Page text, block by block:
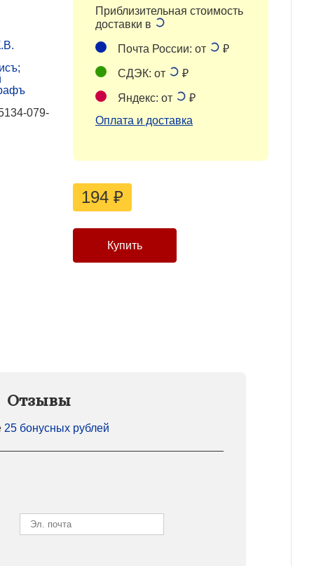
079-
Приблизительная стоимость
доставки в
Почта России: от ₽
СДЭК: от ₽
Яндекс: от
₽
Оплата и доставка
194 ₽
Отзывы
25 бонусных рублей